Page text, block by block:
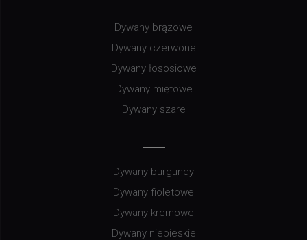
Dywany brązowe
Dywany czerwone
Dywany łososiowe
Dywany miętowe
Dywany szare
Dywany burgundy
Dywany fioletowe
Dywany kremowe
Dywany niebieskie